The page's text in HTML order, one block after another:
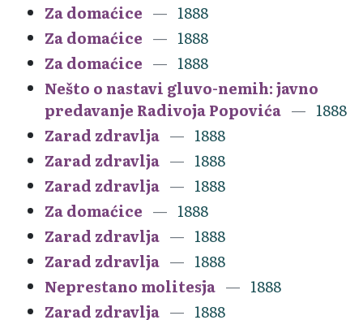
Za domaćice
1888
Za domaćice
1888
Za domaćice
1888
Nešto o nastavi gluvo-nemih: javno
predavanje Radivoja Popovića
1888
Zarad zdravlja
1888
Zarad zdravlja
1888
Zarad zdravlja
1888
Za domaćice
1888
Zarad zdravlja
1888
Zarad zdravlja
1888
Neprestano molitesja
1888
Zarad zdravlja
1888